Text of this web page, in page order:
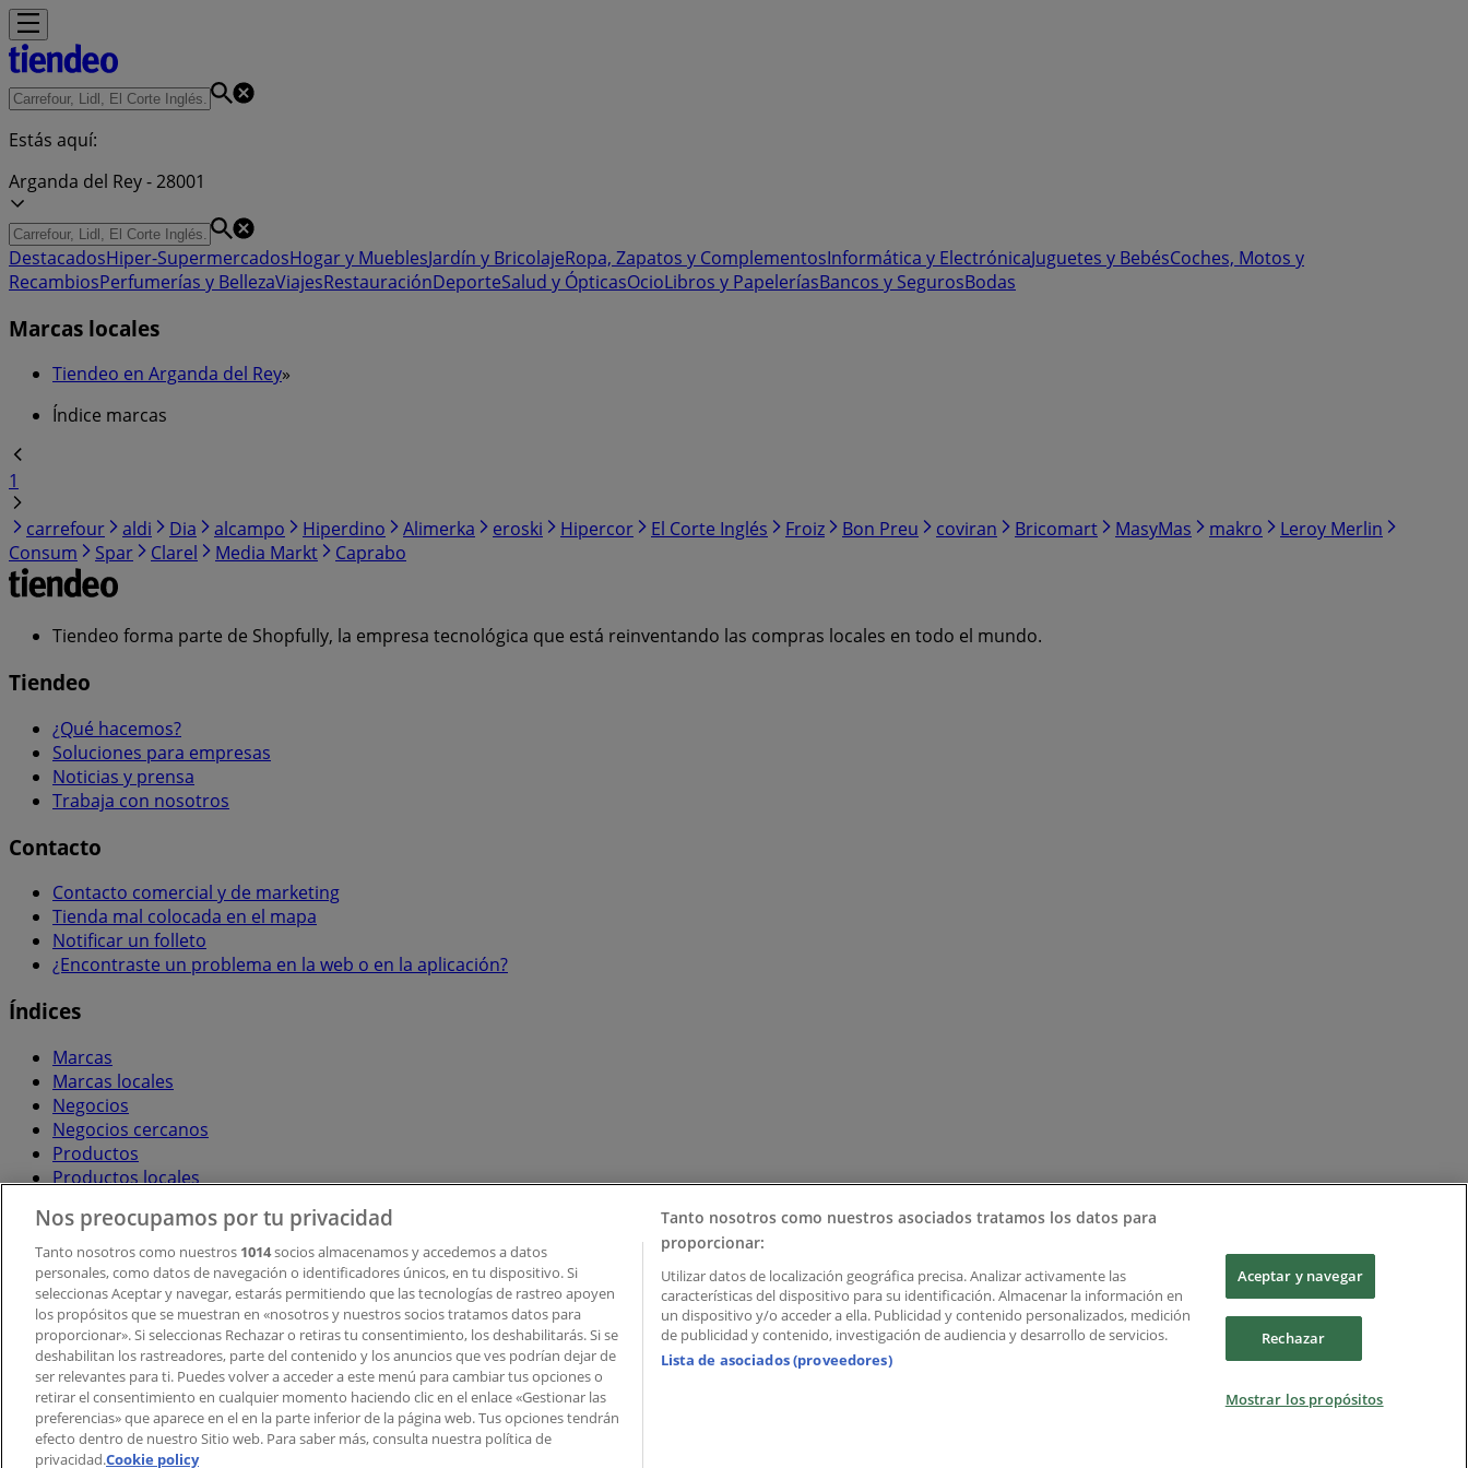
Estás aquí:
Arganda del Rey - 28001
DestacadosHiper-SupermercadosHogar y MueblesJardín y BricolajeRopa, Zapatos y ComplementosInformática y ElectrónicaJuguetes y BebésCoches, Motos y
RecambiosPerfumerías y BellezaViajesRestauraciónDeporteSalud y ÓpticasOcioLibros y PapeleríasBancos y SegurosBodas
Marcas locales
Tiendeo en Arganda del Rey»
Índice marcas
1
carrefour
aldi Dia alcampo Hiperdino Alimerka eroski Hipercor El Corte Inglés Froiz Bon Preu coviran Bricomart MasyMas makro
Leroy Merlin
Consum
Spar Clarel Media Markt Caprabo
Tiendeo forma parte de Shopfully, la empresa tecnológica que está reinventando las compras locales en todo el mundo.
Tiendeo
¿Qué hacemos?
Soluciones para empresas
Noticias y prensa
Trabaja con nosotros
Contacto
Contacto comercial y de marketing
Tienda mal colocada en el mapa
Notificar un folleto
¿Encontraste un problema en la web o en la aplicación?
Índices
Marcas
Marcas locales
Negocios
Negocios cercanos
Productos
Productos locales
Descargar la APP Tiendeo
Copyright © Tiendeo ® 2026 · Shopfully Marketing S.L.U. – Palau de Mar – 08039 Barcelona, Spain
Términos y condicionesPolítica de privacidad
Nos preocupamos por tu privacidad
Tanto nosotros como nuestros 1014socios almacenamos y accedemos a datos
personales, como datos de navegación o identificadores únicos, en tu dispositivo. Si
seleccionas Aceptar y navegar, estarás permitiendo que las tecnologías de rastreo apoyen
los propósitos que se muestran en «nosotros y nuestros socios tratamos datos para
proporcionar». Si seleccionas Rechazar o retiras tu consentimiento, los deshabilitarás. Si se
deshabilitan los rastreadores, parte del contenido y los anuncios que ves podrían dejar de
ser relevantes para ti. Puedes volver a acceder a este menú para cambiar tus opciones o
retirar el consentimiento en cualquier momento haciendo clic en el enlace «Gestionar las
preferencias» que aparece en el en la parte inferior de la página web. Tus opciones tendrán
efecto dentro de nuestro Sitio web. Para saber más, consulta nuestra política de
privacidad.Cookie policy
Tanto nosotros como nuestros asociados tratamos los datos para
proporcionar:
Utilizar datos de localización geográfica precisa. Analizar activamente las
características del dispositivo para su identificación. Almacenar la información en
un dispositivo y/o acceder a ella. Publicidad y contenido personalizados, medición
de publicidad y contenido, investigación de audiencia y desarrollo de servicios.
Lista de asociados (proveedores)
Aceptar y navegar
Rechazar
Mostrar los propósitos